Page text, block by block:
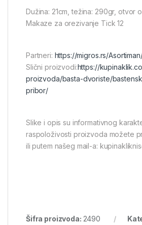
Dužina: 21cm, težina: 290gr, otvor
Makaze za orezivanje Tick 12
Partneri: https://migros.rs/
Slični proizvodi:https://
proizvoda/basta-dvoriste/
pribor/
Slike i opis su informativnog
raspoloživosti proizvoda možete
ili putem našeg mail-a:
Šifra proizvoda: 2490